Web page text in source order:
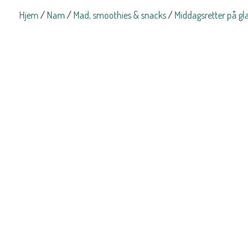
Hjem /Nam /Mad, smoothies & snacks/Middagsretter på